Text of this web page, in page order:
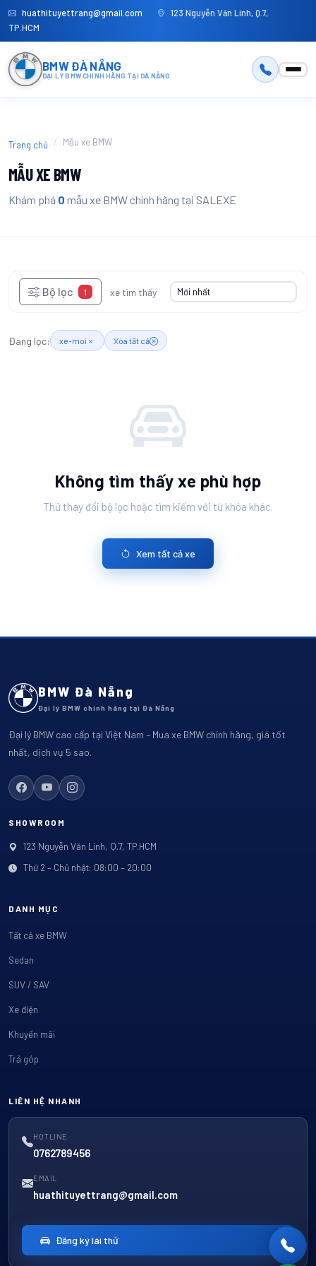
huathituyettrang@gmail.com
123 Nguyễn Văn Linh, Q.7,
TP.HCM
BMW ĐÀ NẴNG
ĐẠI LÝ BMW CHÍNH HÃNG TẠI ĐÀ NẴNG
Trang chủ Mẫu xe BMW
MẪU XE BMW
Khám phá 0 mẫu xe BMW chính hãng tại SALEXE
Bộ lọc 1 xe tìm thấy
Đang lọc: xe-moi Xóa tất cả
Không tìm thấy xe phù hợp
Thử thay đổi bộ lọc hoặc tìm kiếm với từ khóa khác.
Xem tất cả xe
BMW Đà Nẵng
Đại lý BMW chính hãng tại Đà Nẵng
Đại lý BMW cao cấp tại Việt Nam – Mua xe BMW chính hãng, giá tốt
nhất, dịch vụ 5 sao.
SHOWROOM
123 Nguyễn Văn Linh, Q.7, TP.HCM
Thứ 2 – Chủ nhật: 08:00 – 20:00
DANH MỤC
Tất cả xe BMW
Sedan
SUV / SAV
Xe điện
Khuyến mãi
Trả góp
LIÊN HỆ NHANH
HOTLINE
0762789456
EMAIL
huathituyettrang@gmail.com
Đăng ký lái thử